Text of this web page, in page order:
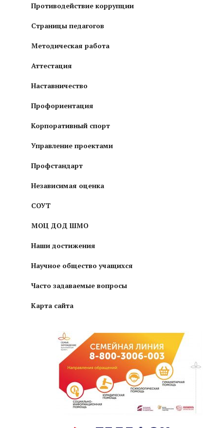
Противодействие коррупции
Страницы педагогов
Методическая работа
Аттестация
Наставничество
Профориентация
Корпоративный спорт
Управление проектами
Профстандарт
Независимая оценка
СОУТ
МОЦ ДОД ШМО
Наши достижения
Научное общество учащихся
Часто задаваемые вопросы
Карта сайта